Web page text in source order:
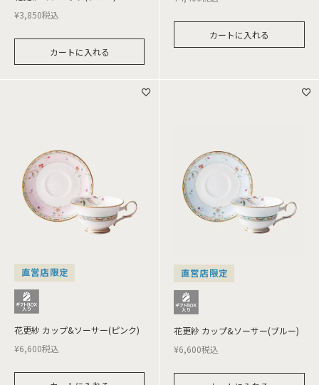
¥3,850税込
カートに入れる
カートに入れる
直営店限定
花更紗 カップ&ソーサー(ピンク)
¥6,600税込
直営店限定
花更紗 カップ&ソーサー(ブルー)
¥6,600税込